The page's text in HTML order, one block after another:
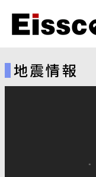
地震情報